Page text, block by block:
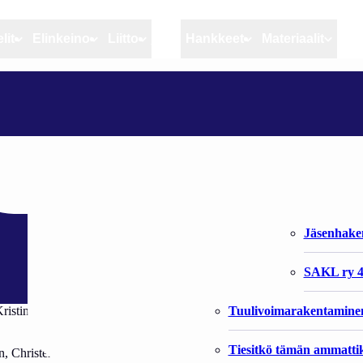
Artikkelit Elinkeino
Rannikko ja
Elinkeinokalatalouden
Kalat ja kalatalous
Vahinkoeläimet
Tiesitkö tämän
Liitto
Liiton
SAKL ry
växer
som den förekommer. Däremot är företaget
Christer Kattils ledning. Företagets största exportmarknad är